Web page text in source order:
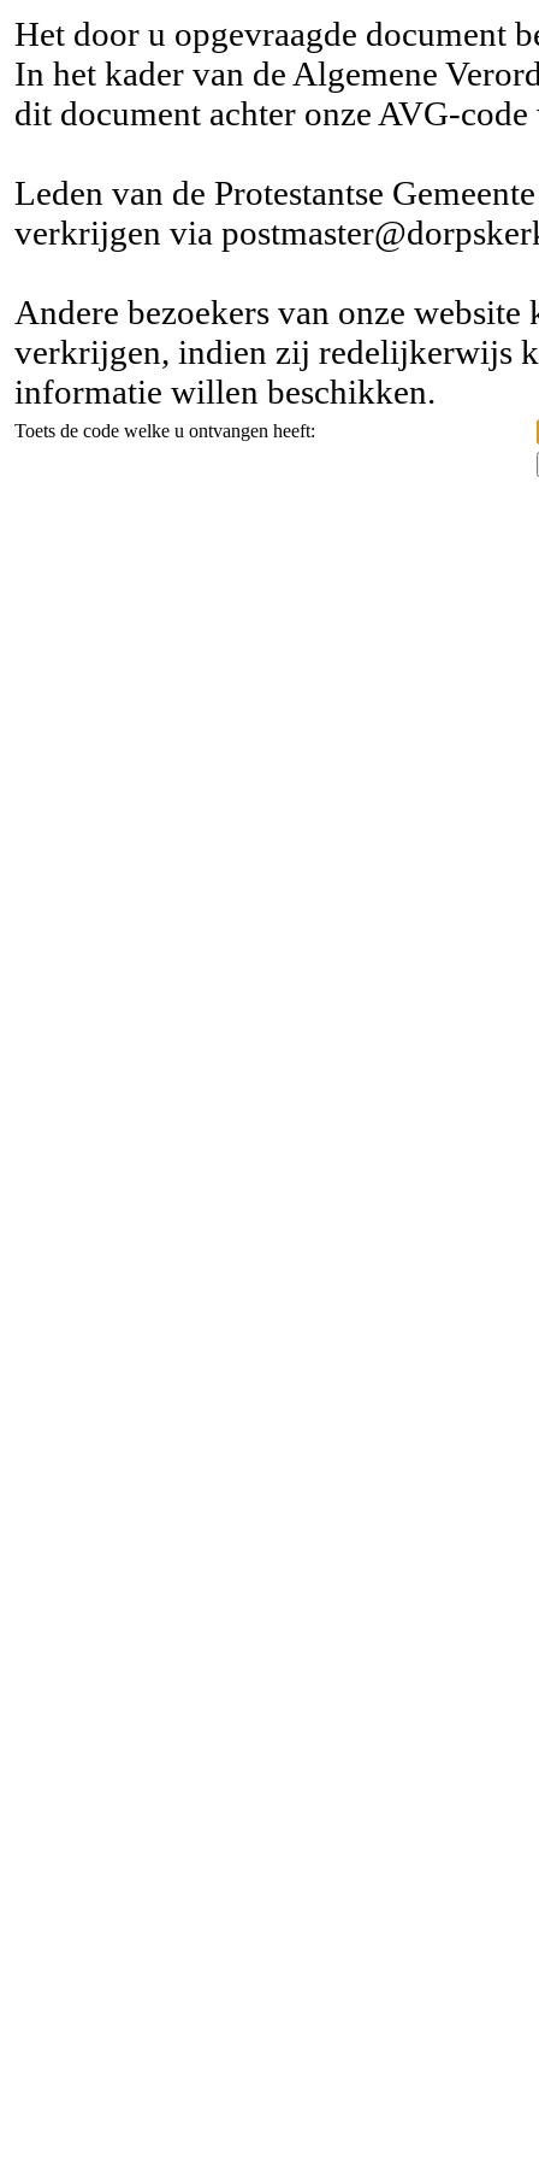
Het door u opgevraagde document
In het kader van de Algemene
dit document achter onze AVG-
Leden van de Protestantse
verkrijgen via
Andere bezoekers van onze
verkrijgen, indien zij redelijkerwijs
informatie willen beschikken.
Toets de code welke u ontvangen heeft: